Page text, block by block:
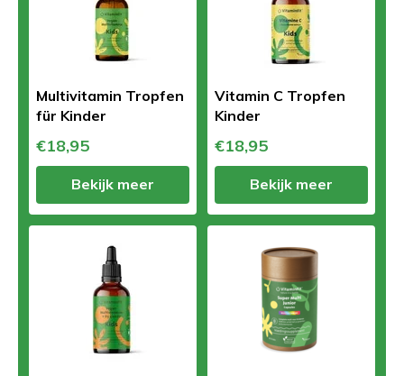
Multivitamin Tropfen
für Kinder
€18,95
Bekijk meer
Vitamin C Tropfen
Kinder
€18,95
Bekijk meer